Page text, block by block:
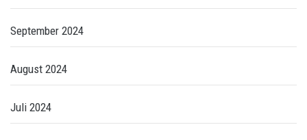
September 2024
August 2024
Juli 2024